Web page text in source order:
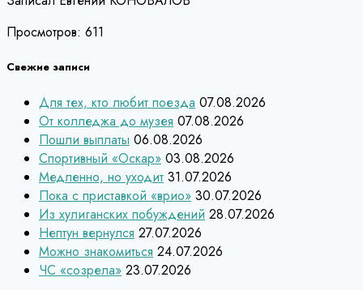
Просмотров: 611
Свежие записи
Для тех, кто любит поезда 07.08.2026
От колледжа до музея 07.08.2026
Пошли выплаты 06.08.2026
Спортивный «Оскар» 03.08.2026
Медленно, но уходит 31.07.2026
Пока с приставкой «врио» 30.07.2026
Из хулиганских побуждений 28.07.2026
Нептун вернулся 27.07.2026
Можно знакомиться 24.07.2026
ЧС «созрела» 23.07.2026